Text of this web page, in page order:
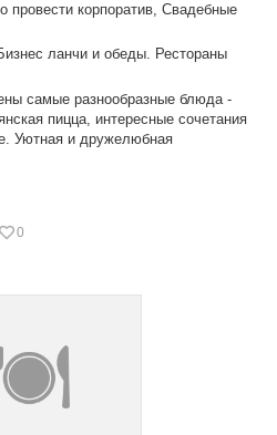
провести корпоратив, Свадебные
ланчи и обеды. Рестораны
самые разнообразные блюда -
пицца, интересные сочетания
Уютная и дружелюбная
0